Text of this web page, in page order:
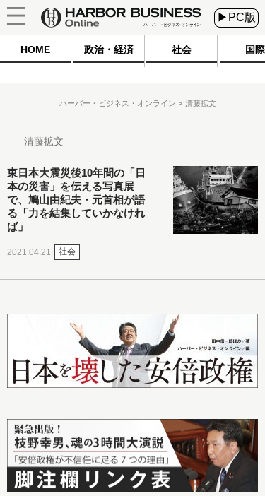
▶PC版
HOME 政治・経済 社会 国際
ハーバー・ビジネス・オンライン 清藤拡文
清藤拡文
東日本大震災後10年間の「日
本の災害」を伝える写真展
で、鳩山由紀夫・元首相が語
る「力を結集していかなけれ
ば」
2021.04.21 社会